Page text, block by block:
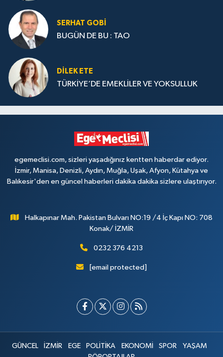
SERHAT GOBİ
BUGÜN DE BU : TAO
DILEK ETE
TÜRKİYE’DE EMEKLİLER VE YOKSULLUK
egemeclisi.com, sizleri yaşadığınız kentten haberdar ediyor.
İzmir, Manisa, Denizli, Aydın, Muğla, Uşak, Afyon, Kütahya ve
Balıkesir'den en güncel haberleri dakika dakika sizlere ulaştırıyor.
Halkapınar Mah. Pakistan Bulvarı NO:19 /4 İç Kapı NO: 708
Konak/ İZMİR
0232 376 4213
[email protected]
GÜNCEL İZMİR EGE POLİTİKA EKONOMİ SPOR
YAŞAM